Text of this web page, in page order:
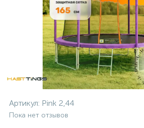
Артикул: Pink 2,44
Пока нет отзывов